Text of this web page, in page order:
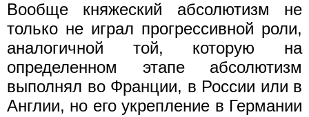
Вообще княжеский абсолютизм не
только не играл прогрессивной роли,
аналогичной той, которую на
определенном этапе абсолютизм
выполнял во Франции, в России или в
Англии, но его укрепление в Германии